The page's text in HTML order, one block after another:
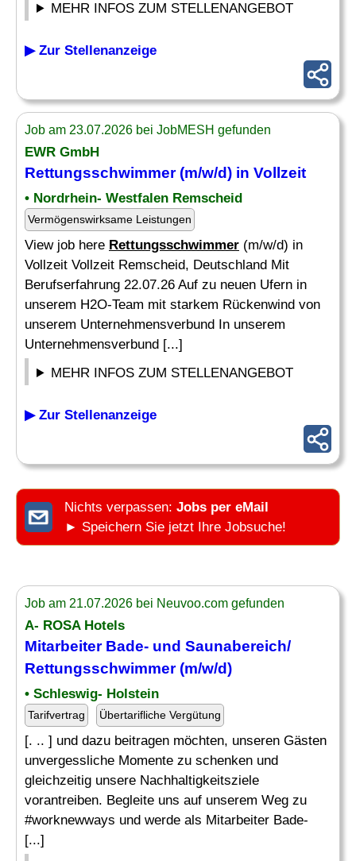
MEHR INFOS ZUM STELLENANGEBOT
▶ Zur Stellenanzeige
Job am 23.07.2026 bei JobMESH gefunden
EWR GmbH
Rettungsschwimmer(m/w/d) in Vollzeit
• Nordrhein- Westfalen Remscheid
Vermögenswirksame Leistungen
View job here Rettungsschwimmer (m/w/d) in
Vollzeit Vollzeit Remscheid, Deutschland Mit
Berufserfahrung 22.07.26 Auf zu neuen Ufern in
unserem H2O-Team mit starkem Rückenwind von
unserem Unternehmensverbund In unserem
Unternehmensverbund [...]
MEHR INFOS ZUM STELLENANGEBOT
▶ Zur Stellenanzeige
Nichts verpassen: Jobs per eMail
► Speichern Sie jetzt Ihre Jobsuche!
Job am 21.07.2026 bei Neuvoo.com gefunden
A- ROSA Hotels
Mitarbeiter Bade- und Saunabereich/
Rettungsschwimmer(m/w/d)
• Schleswig- Holstein
Tarifvertrag Übertarifliche Vergütung
[. .. ] und dazu beitragen möchten, unseren Gästen
unvergessliche Momente zu schenken und
gleichzeitig unsere Nachhaltigkeitsziele
vorantreiben. Begleite uns auf unserem Weg zu
#worknewways und werde als Mitarbeiter Bade-
[...]